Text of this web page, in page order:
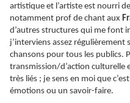
artistique et l’artiste est nourri
notamment prof de chant aux
d’autres structures qui me font
j’interviens assez régulièrement
chansons pour tous les publics.
transmission/d’action culturelle
très liés ; je sens en moi que
émotions ou un savoir-faire.